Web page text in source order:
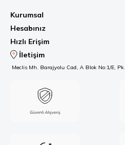
Kurumsal
Hesabınız
Hızlı Erişim
İletişim
Meclis Mh. Barajyolu Cad, A Blok No:1/E,